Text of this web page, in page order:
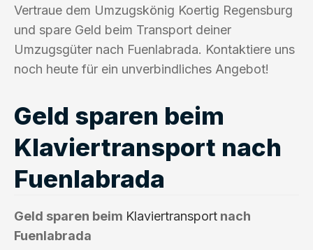
Vertraue dem Umzugskönig Koertig Regensburg
und spare Geld beim Transport deiner
Umzugsgüter nach Fuenlabrada. Kontaktiere uns
noch heute für ein unverbindliches Angebot!
Geld sparen beim
Klaviertransport nach
Fuenlabrada
Geld sparen beim Klaviertransport nach
Fuenlabrada